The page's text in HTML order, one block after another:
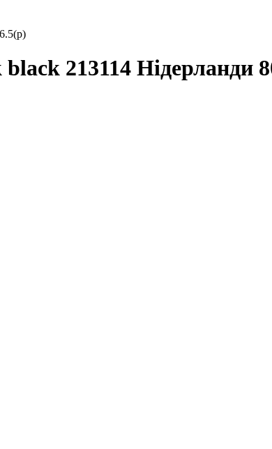
213114 Нідерланди